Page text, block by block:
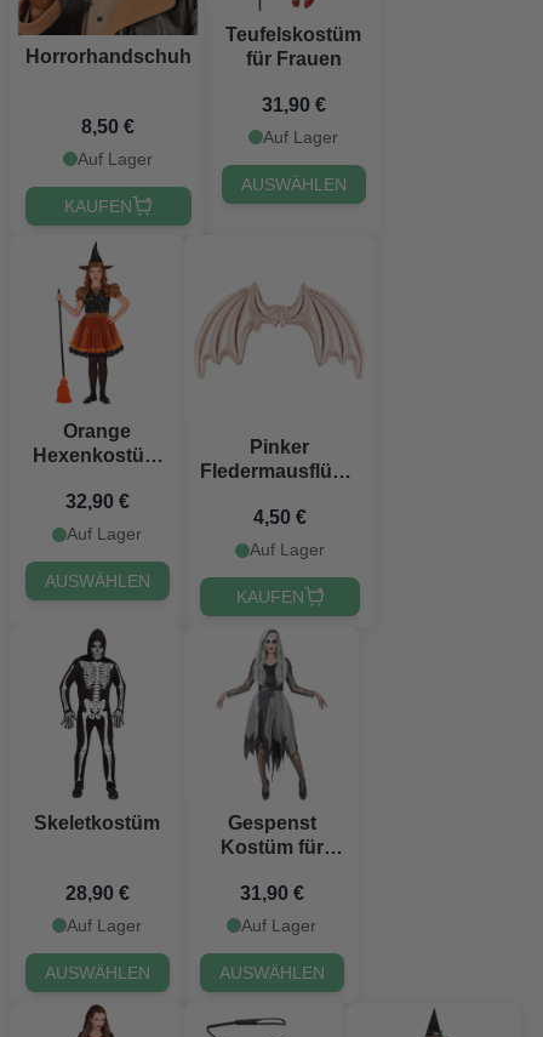
Horrorhandschuh
8,50 €
Auf Lager
KAUFEN
Teufelskostüm
für Frauen
31,90 €
Auf Lager
AUSWÄHLEN
Orange
Hexenkostüm
32,90 €
Auf Lager
AUSWÄHLEN
Pinker
Fledermausflügel
85x50 cm
4,50 €
Auf Lager
KAUFEN
Skeletkostüm
28,90 €
Auf Lager
AUSWÄHLEN
Gespenst
Kostüm für
31,90 €
Auf Lager
AUSWÄHLEN